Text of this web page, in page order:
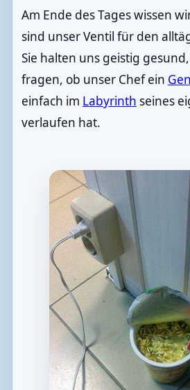
Am Ende des Tages wissen
sind unser Ventil für den
Sie halten uns geistig
fragen, ob unser Chef ein
einfach im Labyrinth seines
verlaufen hat.